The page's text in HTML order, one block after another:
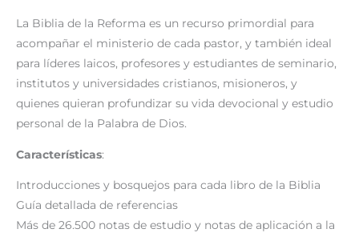
La Biblia de la Reforma es un recurso primordial para
acompañar el ministerio de cada pastor, y también ideal
para líderes laicos, profesores y estudiantes de seminario,
institutos y universidades cristianos, misioneros, y
quienes quieran profundizar su vida devocional y estudio
personal de la Palabra de Dios.
Características:
Introducciones y bosquejos para cada libro de la Biblia
Guía detallada de referencias
Más de 26.500 notas de estudio y notas de aplicación a la